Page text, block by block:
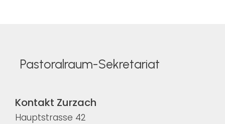
Pastoralraum-Sekretariat
Kontakt Zurzach
Hauptstrasse 42